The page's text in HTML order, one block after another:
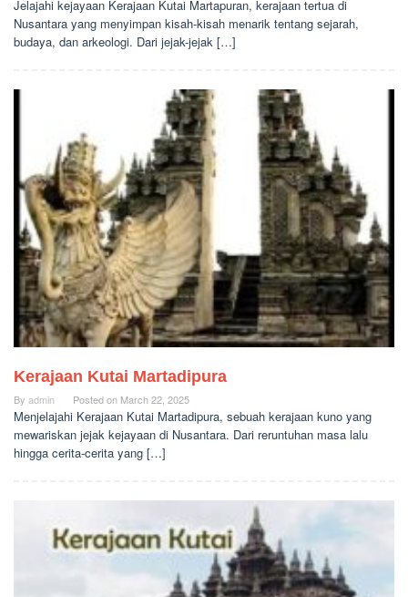
Jelajahi kejayaan Kerajaan Kutai Martapuran, kerajaan tertua di
Nusantara yang menyimpan kisah-kisah menarik tentang sejarah,
budaya, dan arkeologi. Dari jejak-jejak […]
Kerajaan Kutai Martadipura
By admin Posted on March 22, 2025
Menjelajahi Kerajaan Kutai Martadipura, sebuah kerajaan kuno yang
mewariskan jejak kejayaan di Nusantara. Dari reruntuhan masa lalu
hingga cerita-cerita yang […]